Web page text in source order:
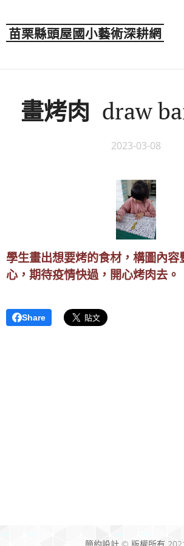
苗栗縣頭屋國小藝術深耕網
畫烤肉 draw
2023-03-08
學生畫出想要烤的食材，構圖內容
心，期待疫情快過，開心烤肉去。
Share